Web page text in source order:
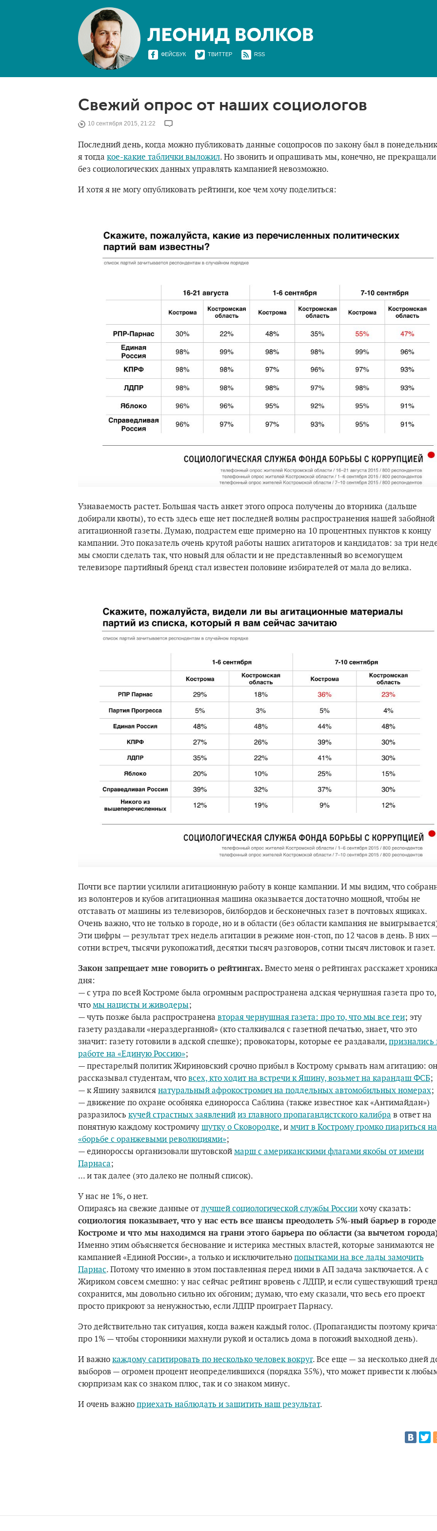
ФЕЙСБУК ТВИТТЕР RSS
Свежий опрос от наших социологов
10 сентября 2015, 21:22
Последний день, когда можно публиковать данные соцопросов по закону был в
я тогда кое-какие таблички выложил. Но звонить и опрашивать мы, конечно, не
без социологических данных управлять кампанией невозможно.
И хотя я не могу опубликовать рейтинги, кое чем хочу поделиться:
Узнаваемость растет. Большая часть анкет этого опроса получены до вторника (дальше
добирали квоты), то есть здесь еще нет последней волны распространения нашей забойной
агитационной газеты. Думаю, подрастем еще примерно на 10 процентных пунктов к концу
кампании. Это показатель очень крутой работы наших агитаторов и кандидатов: за три
мы смогли сделать так, что новый для области и не представленный во всемогущем
телевизоре партийный бренд стал известен половине избирателей от мала до велика.
Почти все партии усилили агитационную работу в конце кампании. И мы видим, что
из волонтеров и кубов агитационная машина оказывается достаточно мощной, чтобы не
отставать от машины из телевизоров, билбордов и бесконечных газет в почтовых ящиках.
Очень важно, что не только в городе, но и в области (без области кампания не
Эти цифры — результат трех недель агитации в режиме нон-стоп, по 12 часов в день. В них
сотни встреч, тысячи рукопожатий, десятки тысяч разговоров, сотни тысяч листовок и газет.
Закон запрещает мне говорить о рейтингах. Вместо меня о рейтингах расскажет
дня:
— с утра по всей Костроме была огромным распространена адская чернушная газета про то,
что мы нацисты и живодеры;
— чуть позже была распространена вторая чернушная газета: про то, что мы все геи; эту
газету раздавали «нераздерганной» (кто сталкивался с газетной печатью, знает, что это
значит: газету готовили в адской спешке); провокаторы, которые ее раздавали, признались
работе на «Единую Россию»;
— престарелый политик Жириновский срочно прибыл в Кострому срывать нам агитацию: он
рассказывал студентам, что всех, кто ходит на встречи к Яшину, возьмет на карандаш ФСБ;
— к Яшину заявился натуральный афрокостромич на поддельных автомобильных номерах;
— движение по охране особняка единоросса Саблина (также известное как «Антимайдан»)
разразилось кучей страстных заявлений из главного пропагандистского калибра в ответ на
понятную каждому костромичу шутку о Сковородке, и мчит в Кострому громко пиариться на
«борьбе с оранжевыми революциями»;
— единороссы организовали шутовской марш с американскими флагами якобы от имени
Парнаса;
... и так далее (это далеко не полный список).
У нас не 1%, о нет.
Опираясь на свежие данные от лучшей социологической службы России хочу сказать:
социология показывает, что у нас есть все шансы преодолеть 5%-ный барьер в городе
Костроме и что мы находимся на грани этого барьера по области (за вычетом
Именно этим объясняется беснование и истерика местных властей, которые занимаются не
кампанией «Единой России», а только и исключительно попытками на все лады замочить
Парнас. Потому что именно в этом поставленная перед ними в АП задача заключается. А с
Жириком совсем смешно: у нас сейчас рейтинг вровень с ЛДПР, и если существующий
сохранится, мы довольно сильно их обгоним; думаю, что ему сказали, что весь его проект
просто прикроют за ненужностью, если ЛДПР проиграет Парнасу.
Это действительно так ситуация, когда важен каждый голос. (Пропагандисты поэтому
про 1% — чтобы сторонники махнули рукой и остались дома в погожий выходной день).
И важно каждому сагитировать по несколько человек вокруг. Все еще — за несколько дней
выборов — огромен процент неопределившихся (порядка 35%), что может привести к
сюрпризам как со знаком плюс, так и со знаком минус.
И очень важно приехать наблюдать и защитить наш результат.